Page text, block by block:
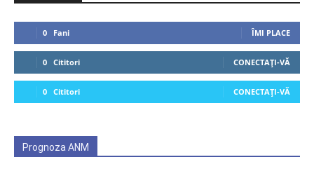
0 Fani ÎMI PLACE
0 Cititori CONECTAȚI-VĂ
0 Cititori CONECTAȚI-VĂ
Prognoza ANM